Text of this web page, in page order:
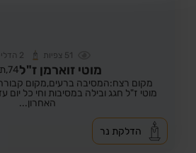
51 צפיות 2
מוטי זוארמן ז"ל74,
מקום רצח:המסיבה ברעים,מקום
מוטי ז"ל חגג ובילה במסיבות וחי כל יום
האחרון...
הדלקת נר